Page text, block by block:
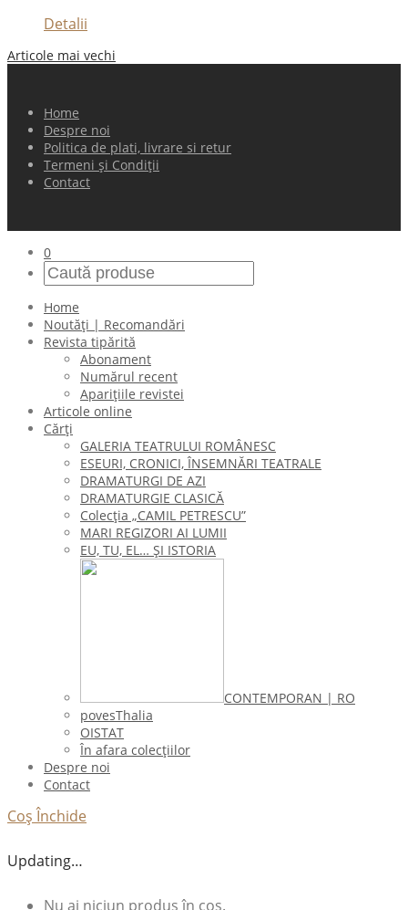
Detalii
Articole mai vechi
Home
Despre noi
Politica de plati, livrare si retur
Termeni și Condiții
Contact
0
Home
Noutăți | Recomandări
Revista tipărită
Abonament
Numărul recent
Aparițiile revistei
Articole online
Cărți
GALERIA TEATRULUI ROMÂNESC
ESEURI, CRONICI, ÎNSEMNĂRI TEATRALE
DRAMATURGI DE AZI
DRAMATURGIE CLASICĂ
Colecţia „CAMIL PETRESCU”
MARI REGIZORI AI LUMII
EU, TU, EL… ŞI ISTORIA
CONTEMPORAN | RO
povesThalia
OISTAT
În afara colecţiilor
Despre noi
Contact
Coș Închide
Updating…
Nu ai niciun produs în coș.